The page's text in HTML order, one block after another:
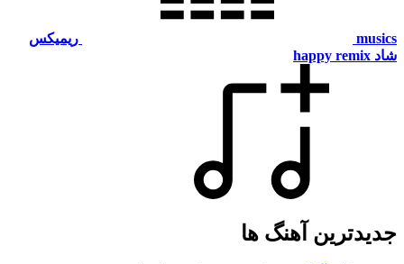
musics
ریمیکس
شاد happy remix
جدیدترین آهنگ ها